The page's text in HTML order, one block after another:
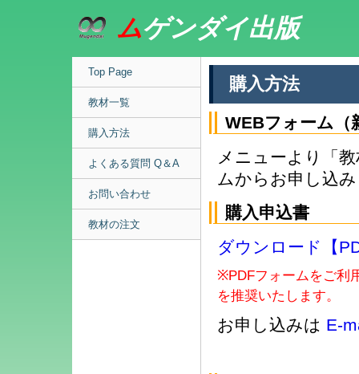
ムゲンダイ出版
Top Page
教材一覧
購入方法
よくある質問 Q＆A
お問い合わせ
教材の注文
購入方法
WEBフォーム（
メニューより「
ムからお申し込
購入申込書
ダウンロード【
※PDFフォームをご利
を推奨いたします。
お申し込みは E-